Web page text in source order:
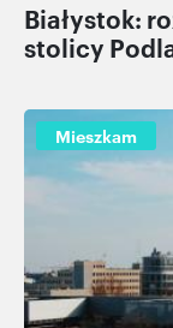
Białystok:
stolicy
Mieszkam